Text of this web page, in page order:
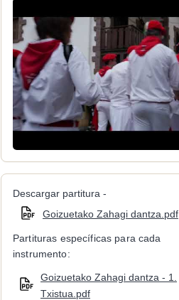
Descargar partitura -
Goizuetako Zahagi dantza.pdf
Partituras específicas para cada
instrumento:
Goizuetako Zahagi dantza - 1.
Txistua.pdf